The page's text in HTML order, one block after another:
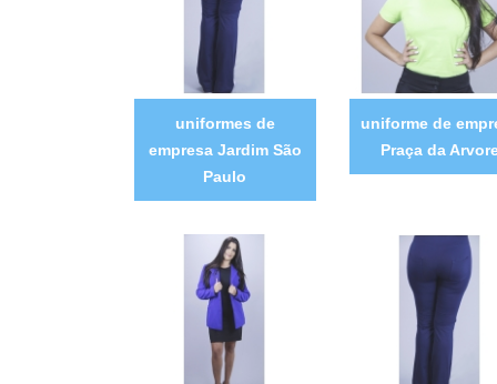
uniformes de
empresa Jardim São
Paulo
uniforme de
Praça da